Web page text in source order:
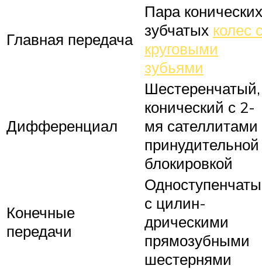
Главная передача
Пара конических
зубчатых колес
круговыми
зубьями
Дифференциал
Шестеренчатый,
коничес­кий с 2-
мя сателлитами
принудительной
блоки­ровкой
Конечные
передачи
с цилин­
дрическими
прямозубными
шестернями